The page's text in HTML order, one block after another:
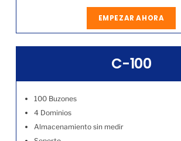
EMPEZAR AHORA
C-100
100 Buzones
4 Dominios
Almacenamiento sin medir